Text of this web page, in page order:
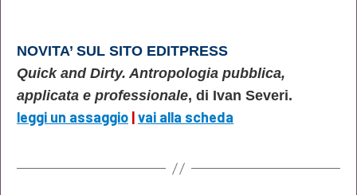
NOVITA’ SUL SITO EDITPRESS
Quick and Dirty. Antropologia pubblica,
applicata e professionale, di Ivan Severi.
leggi un assaggio |vai alla scheda